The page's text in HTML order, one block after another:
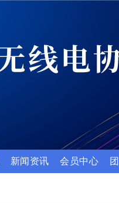
新闻资讯 会员中心